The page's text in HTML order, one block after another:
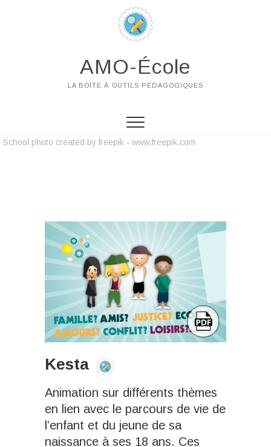
AMO-École
LA BOÎTE À OUTILS PÉDAGOGIQUES
School photo created by freepik - www.freepik.com
Kesta
Animation sur différents thèmes
en lien avec le parcours de vie de
l’enfant et du jeune de sa
naissance à ses 18 ans. Ces